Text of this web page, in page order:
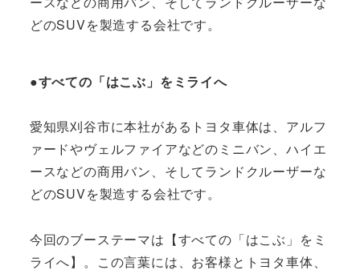
どのSUVを製造する会社です。
●すべての「はこぶ」をミライへ
愛知県刈谷市に本社があるトヨタ車体は、アルフ
ァードやヴェルファイアなどのミニバン、ハイエ
ースなどの商用バン、そしてランドクルーザーな
どのSUVを製造する会社です。
今回のブーステーマは【すべての「はこぶ」をミ
ライへ】。この言葉には、お客様とトヨタ車体、